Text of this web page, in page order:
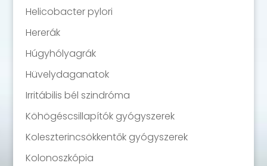
Helicobacter pylori
Hererák
Húgyhólyagrák
Hüvelydaganatok
Irritábilis bél szindróma
Köhögéscsillapítók gyógyszerek
Koleszterincsökkentők gyógyszerek
Kolonoszkópia